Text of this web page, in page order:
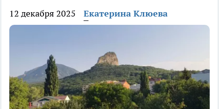
12 декабря 2025 Екатерина Клюева